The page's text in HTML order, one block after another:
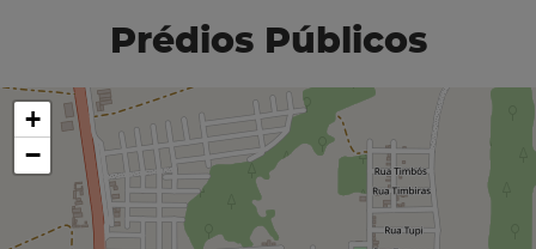
Prédios Públicos
+
−